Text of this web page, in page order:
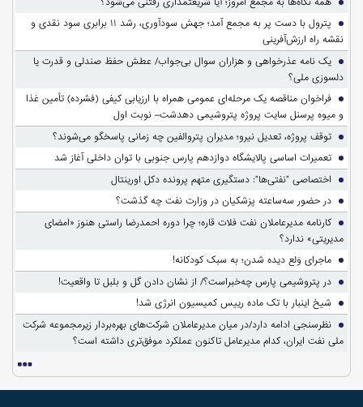
پترول با دست پر به مجمع آمد؛ جهش سودآوری، رشد ۱۱ برابری سود نقدی و
نقشه راه ارزش‌آفرینی
یک نامه عذرخواهی و هزاران سوال بی‌جواب/ عطش حفظ صندلی و قدرت یا
دلسوزی ملی؟
فراخوان مناقصه یک مرحله‌ای عمومی همراه با ارزیابی کیفی (فشرده) تأمین غذا
و میوه پرسنل سایت پروژه پتروشیمی دهدشت– نوبت اول
توقف پروژه، تعدیل نیرو؛ مدیران پتروالفین چه زمانی پاسخگو می‌شوند؟
تعمیرات اساسی پالایشگاه دوازدهم پارس جنوبی با توان داخلی آغاز شد
اختصاصی "نفتی‌ها": دستگیری متهم پرونده دکل اورینتال
در حضور سه‌ساعته پزشکیان در وزارت نفت چه گذشت؟
کارنامه مدیرعاملان نفت فلات قاره؛ چرا دوره احمدرضا راستی هنوز «امضای
مدیریتی» ندارد؟
ماجرای وَلع دیده شدن؛ به سبک کودکانه!
در پتروشیمی پارس چه‌خبراست؟/ از نشان دادن گل و بلبل تا واقعیت!
شیخ اینبار با تک ماده رییس کمیسیون انرژی شد!
نظرسنجی ادامه دارد/در میان مدیرعاملان شرکت‌های بهره‌بردار زیرمجموعه شرکت
ملی نفت ایران، کدام مدیرعامل تاکنون عملکرد موفق‌تری داشته است؟